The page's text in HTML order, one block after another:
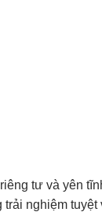
tư và yên
trải nghiệm tuyệt